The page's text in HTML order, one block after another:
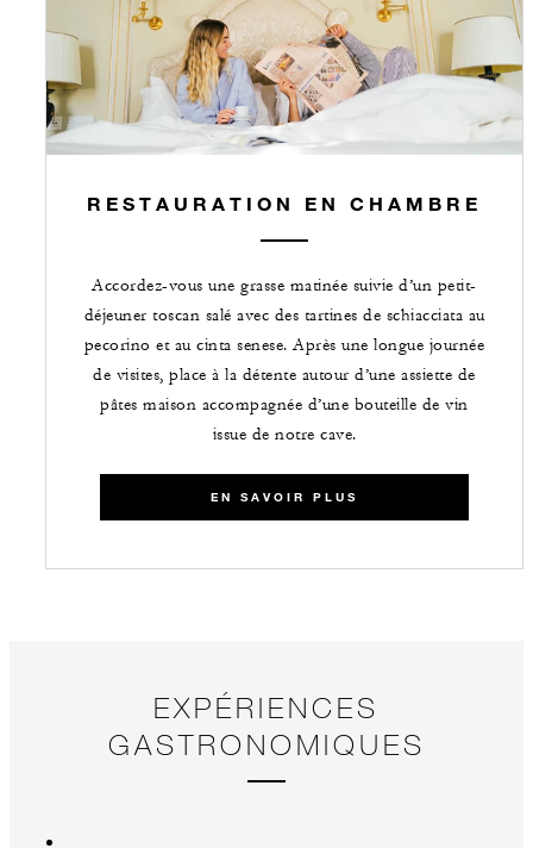
RESTAURATION EN CHAMBRE
Accordez-vous une grasse matinée suivie d’un petit-
déjeuner toscan salé avec des tartines de schiacciata au
pecorino et au cinta senese. Après une longue journée
de visites, place à la détente autour d’une assiette de
pâtes maison accompagnée d’une bouteille de vin
issue de notre cave.
EN SAVOIR PLUS
EXPÉRIENCES
GASTRONOMIQUES